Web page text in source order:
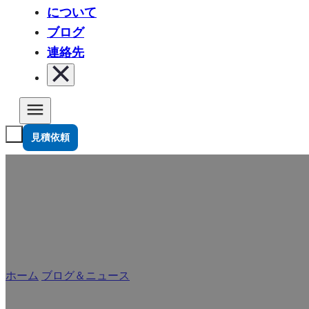
について
ブログ
連絡先
見積依頼
ホーム ブログ＆ニュース